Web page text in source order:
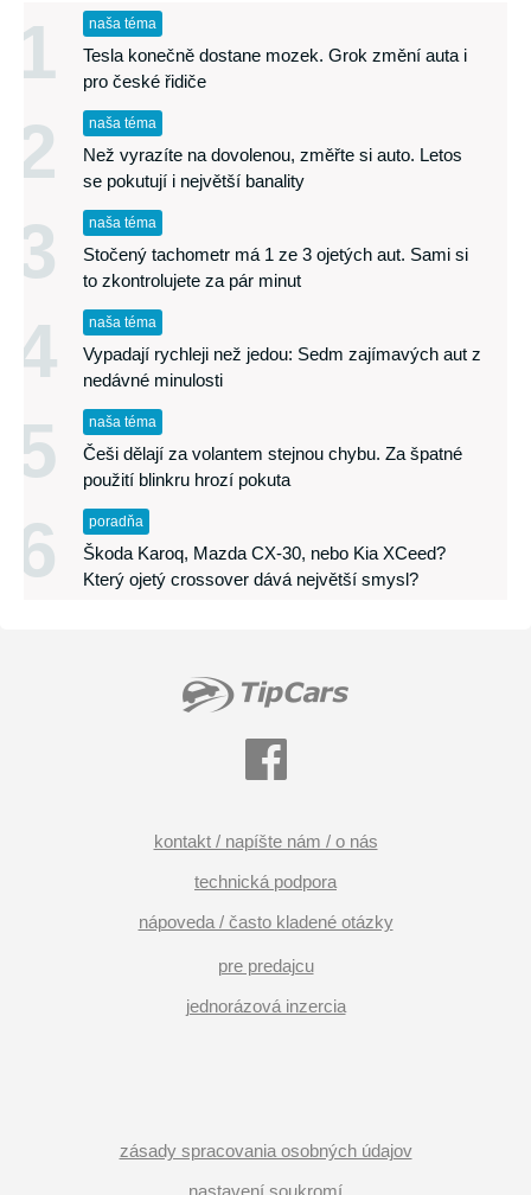
1 naša téma
Tesla konečně dostane mozek. Grok změní auta i
pro české řidiče
2 naša téma
Než vyrazíte na dovolenou, změřte si auto. Letos
se pokutují i největší banality
3 naša téma
Stočený tachometr má 1 ze 3 ojetých aut. Sami si
to zkontrolujete za pár minut
4 naša téma
Vypadají rychleji než jedou: Sedm zajímavých aut z
nedávné minulosti
5 naša téma
Češi dělají za volantem stejnou chybu. Za špatné
použití blinkru hrozí pokuta
6 poradňa
Škoda Karoq, Mazda CX-30, nebo Kia XCeed?
Který ojetý crossover dává největší smysl?
kontakt / napíšte nám / o nás
technická podpora
nápoveda / často kladené otázky
pre predajcu
jednorázová inzercia
zásady spracovania osobných údajov
nastavení soukromí